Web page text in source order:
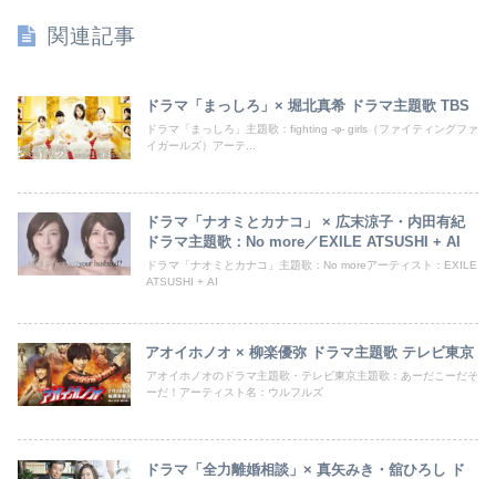
関連記事
ドラマ「まっしろ」× 堀北真希 ドラマ主題歌 TBS
ドラマ「まっしろ」主題歌：fighting -φ- girls（ファイティングファ
イガールズ）アーテ...
ドラマ「ナオミとカナコ」 × 広末涼子・内田有紀
ドラマ主題歌：No more／EXILE ATSUSHI + AI
ドラマ「ナオミとカナコ」主題歌：No moreアーティスト：EXILE
ATSUSHI + AI
アオイホノオ × 柳楽優弥 ドラマ主題歌 テレビ東京
アオイホノオのドラマ主題歌・テレビ東京主題歌：あーだこーだそ
ーだ！アーティスト名：ウルフルズ
ドラマ「全力離婚相談」× 真矢みき・舘ひろし ド